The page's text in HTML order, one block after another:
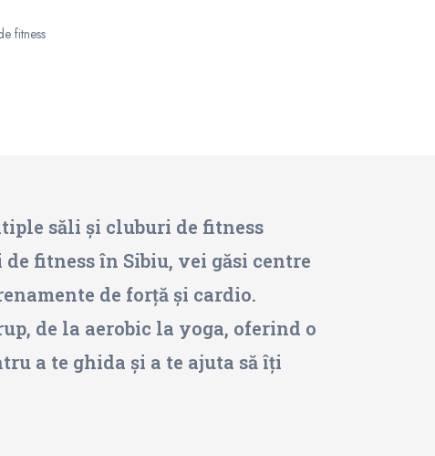
fitness
săli și cluburi de fitness
fitness în Sibiu, vei găsi centre
de forță și cardio.
de la aerobic la yoga, oferind o
a te ghida și a te ajuta să îți